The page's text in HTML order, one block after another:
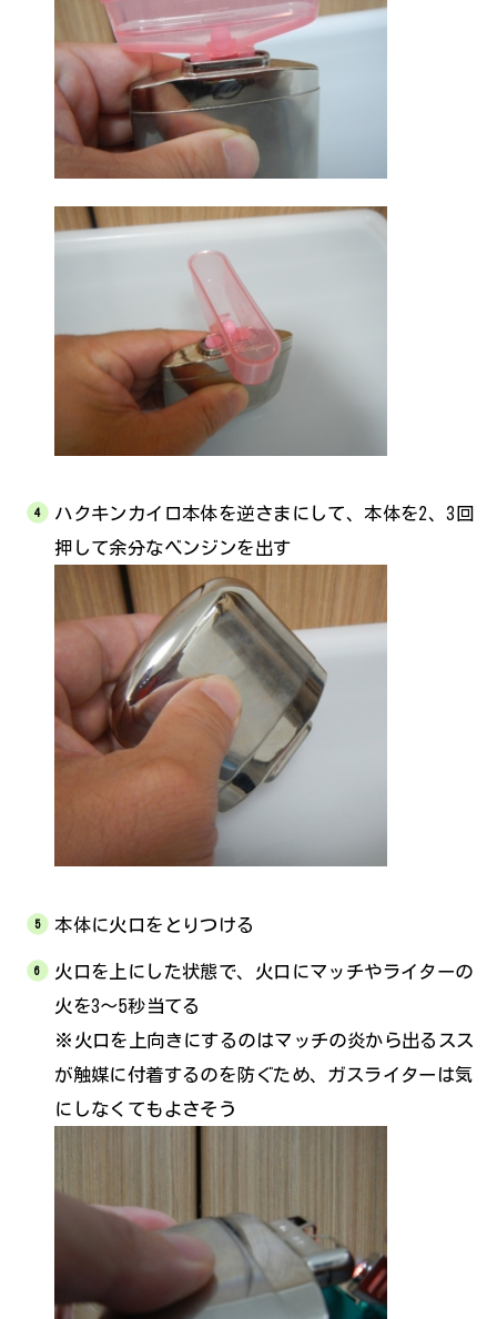
ハクキンカイロ本体を逆さまにして、本体を2、3回
押して余分なベンジンを出す
本体に火口をとりつける
火口を上にした状態で、火口にマッチやライターの
火を3～5秒当てる
※火口を上向きにするのはマッチの炎から出るスス
が触媒に付着するのを防ぐため、ガスライターは気
にしなくてもよさそう